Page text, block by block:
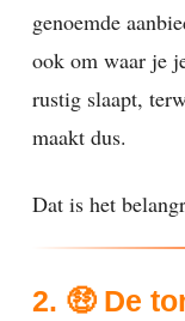
genoemde
ook om waar je
rustig slaapt,
maakt dus.
Dat is het
2. 🤑 De